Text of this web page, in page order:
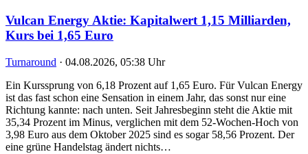
Vulcan Energy Aktie: Kapitalwert 1,15 Milliarden,
Kurs bei 1,65 Euro
Turnaround · 04.08.2026, 05:38 Uhr
Ein Kurssprung von 6,18 Prozent auf 1,65 Euro. Für Vulcan Energy
ist das fast schon eine Sensation in einem Jahr, das sonst nur eine
Richtung kannte: nach unten. Seit Jahresbeginn steht die Aktie mit
35,34 Prozent im Minus, verglichen mit dem 52-Wochen-Hoch von
3,98 Euro aus dem Oktober 2025 sind es sogar 58,56 Prozent. Der
eine grüne Handelstag ändert nichts…